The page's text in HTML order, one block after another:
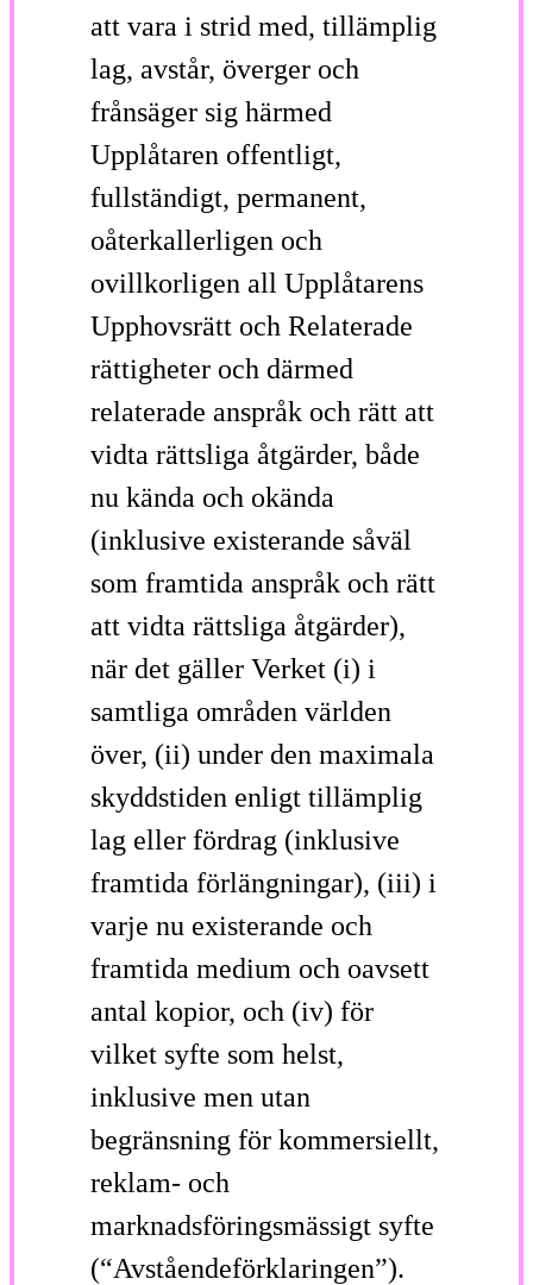
att vara i strid med, tillämplig
lag, avstår, överger och
frånsäger sig härmed
Upplåtaren offentligt,
fullständigt, permanent,
oåterkallerligen och
ovillkorligen all Upplåtarens
Upphovsrätt och Relaterade
rättigheter och därmed
relaterade anspråk och rätt att
vidta rättsliga åtgärder, både
nu kända och okända
(inklusive existerande såväl
som framtida anspråk och rätt
att vidta rättsliga åtgärder),
när det gäller Verket (i) i
samtliga områden världen
över, (ii) under den maximala
skyddstiden enligt tillämplig
lag eller fördrag (inklusive
framtida förlängningar), (iii) i
varje nu existerande och
framtida medium och oavsett
antal kopior, och (iv) för
vilket syfte som helst,
inklusive men utan
begränsning för kommersiellt,
reklam- och
marknadsföringsmässigt syfte
(“Avståendeförklaringen”).